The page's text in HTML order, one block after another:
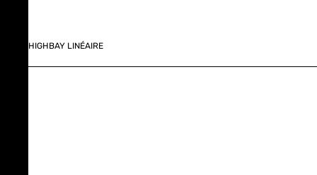
HIGHBAY LINÉAIRE